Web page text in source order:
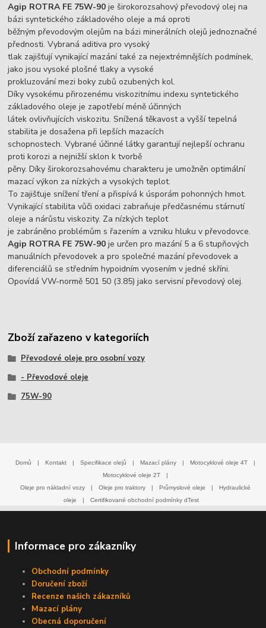
Agip ROTRA FE 75W-90 je širokorozsahový převodový olej na
bázi syntetického základového oleje a má oproti
běžným převodovým olejům na bázi minerálních olejů jednoznačné
přednosti. Vybraná aditiva pro vysoký
tlak zajišťují vynikající mazání také za nejextrémnějších podmínek,
jako jsou vysoké plošné tlaky a vysoké
prokluzování mezi boky zubů ozubených kol.
Díky vysokému přirozenému viskozitnímu indexu syntetického
základového oleje je zapotřebí méně účinných
látek ovlivňujících viskozitu. Snížená těkavost a vyšší tepelná
stabilita je dosažena při lepších mazacích
schopnostech. Vybrané účinné látky garantují nejlepší ochranu
proti korozi a nejnižší sklon k tvorbě
pěny. Díky širokorozsahovému charakteru je umožněn optimální
mazací výkon za nízkých a vysokých teplot.
To zajišťuje snížení tření a přispívá k úsporám pohonných hmot.
Vynikající stabilita vůči oxidaci zabraňuje předčasnému stárnutí
oleje a nárůstu viskozity. Za nízkých teplot
je zabráněno problémům s řazením a vzniku hluku v převodovce.
Agip ROTRA FE 75W-90 je určen pro mazání 5 a 6 stupňových
manuálních převodovek a pro společné mazání převodovek a
diferenciálů se středním hypoidním vyosením v jedné skříni.
Opovídá VW-normě 501 50 (3.85) jako servisní převodový olej.
Zboží zařazeno v kategoriích
Převodové oleje pro osobní vozy
- Převodové oleje
75W-90
Domů Kontakt Specifikace olejů Mazací plány Motocyklové oleje 4T
Motocyklové oleje 2T
Oleje pro nákladní vozy
Oleje pro traktory Průmyslové oleje
Hydraulické
oleje
Certifikované obchodní podmínky dTest
Informace pro zákazníky
Obchodní podmínky
Doručení zboží
Recenze našich zákazníků
Mazací plány
Obecná doporučení